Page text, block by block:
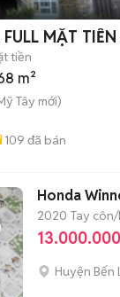
FULL MẶT
tiền
m²
Tây mới)
109 đã bán
Honda
2020 Tay
Huyện Bến